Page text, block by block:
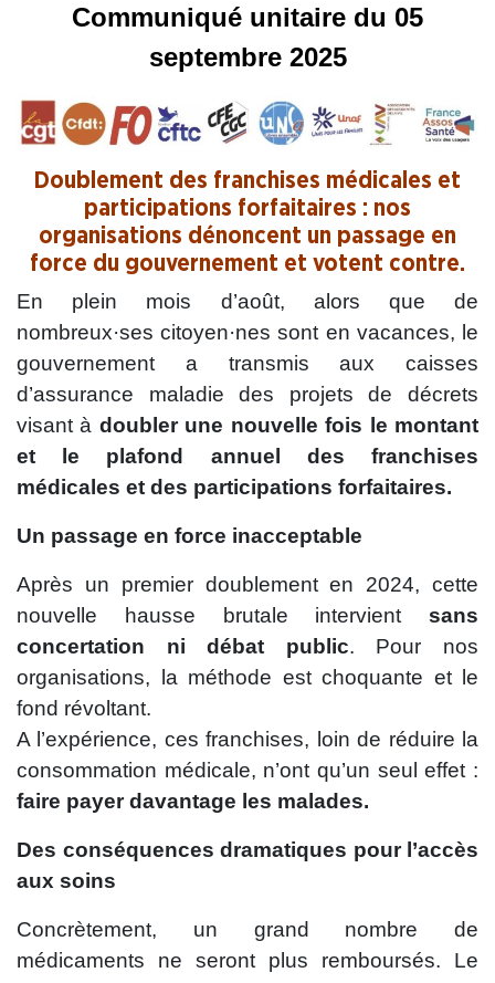
Communiqué unitaire du 05
septembre 2025
Doublement des franchises médicales et
participations forfaitaires : nos
organisations dénoncent un passage en
force du gouvernement et votent contre.
En plein mois d’août, alors que de
nombreux·ses citoyen·nes sont en vacances, le
gouvernement a transmis aux caisses
d’assurance maladie des projets de décrets
visant à doubler une nouvelle fois le montant
et le plafond annuel des franchises
médicales et des participations forfaitaires.
Un passage en force inacceptable
Après un premier doublement en 2024, cette
nouvelle hausse brutale intervient sans
concertation ni débat public. Pour nos
organisations, la méthode est choquante et le
fond révoltant.
A l’expérience, ces franchises, loin de réduire la
consommation médicale, n’ont qu’un seul effet :
faire payer davantage les malades.
Des conséquences dramatiques pour l’accès
aux soins
Concrètement, un grand nombre de
médicaments ne seront plus remboursés. Le